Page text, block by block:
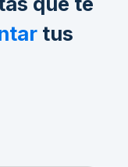
tus